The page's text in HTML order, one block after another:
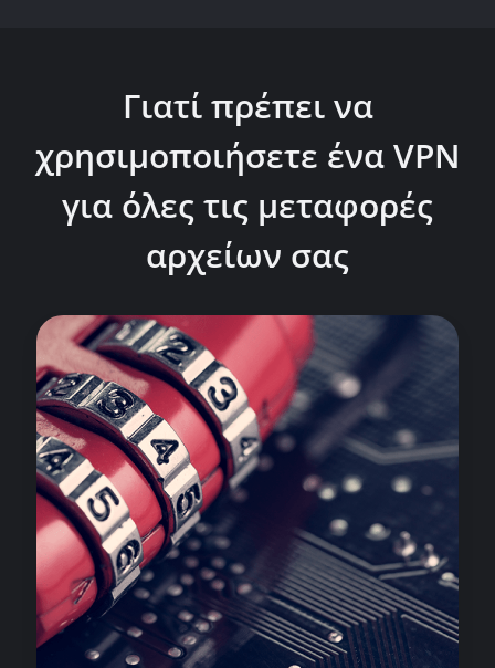
Γιατί πρέπει να
χρησιμοποιήσετε ένα VPN
για όλες τις μεταφορές
αρχείων σας